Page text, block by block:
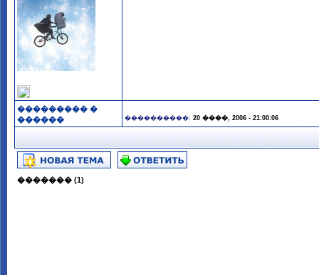
��������� �
������
����������: 20 ����, 2006 - 21:00:06
������� (1)